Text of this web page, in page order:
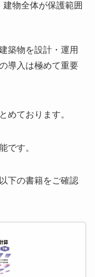
物全体が保護範囲
築物を設計・運用
導入は極めて重要
めております。
です。
下の書籍をご確認